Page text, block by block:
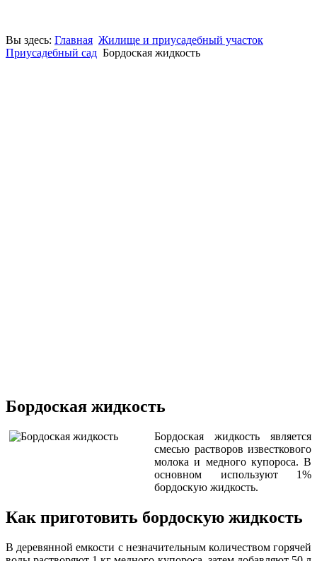
Вы здесь: Главная Жилище и приусадебный участок
Приусадебный сад Бордоская жидкость
Бордоская жидкость
Бордоская жидкость является
смесью растворов известкового
молока и медного купороса. В
основном используют 1%
бордоскую жидкость.
Как приготовить бордоскую жидкость
В деревянной емкости с незначительным количеством горячей